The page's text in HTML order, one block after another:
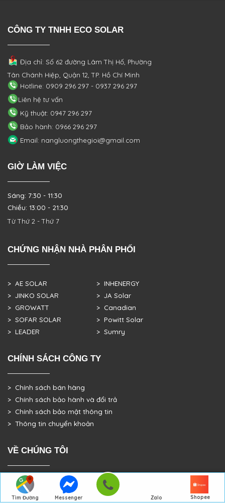
Tìm Đường
Messenger Zalo Shopee
CÔNG TY TNHH ECO SOLAR
Địa chỉ: Số 62 đường Lâm Thị Hố, Phường
Tân Chánh Hiệp, Quận 12, TP. Hồ Chí Minh
Hotline: 0909 296 297 - 0937 296 297
Liên hệ tư vấn
Kỹ thuật: 0947 296 297
Bảo hành: 0966 296 297
Email: nangluongthegioi@gmail.com
GIỜ LÀM VIỆC
Sáng: 7:30 - 11:30
Chiều: 13:00 - 21:30
Từ Thứ 2 - Thứ 7
CHỨNG NHẬN NHÀ PHÂN PHỐI
> AE SOLAR
> JINKO SOLAR
> GROWATT
> SOFAR SOLAR
> LEADER
> INHENERGY
> JA Solar
> Canadian
> Powitt Solar
> Sumry
CHÍNH SÁCH CÔNG TY
> Chính sách bán hàng
> Chính sách bảo hành và đổi trả
> Chính sách bảo mật thông tin
> Thông tin chuyển khoản
VỀ CHÚNG TÔI
> GIỚI THIỆU
> TRANG CHỦ